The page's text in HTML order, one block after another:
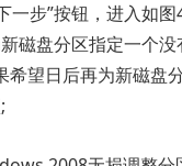
步”按钮，进入如图
磁盘分区指定一个
望日后再为新磁盘